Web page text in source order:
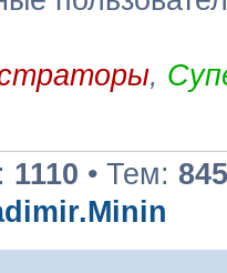
,
1110 • Тем: 845